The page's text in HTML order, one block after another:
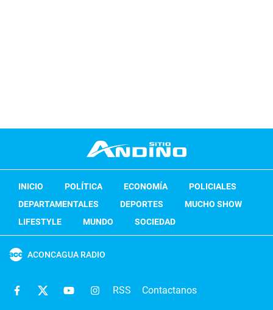
INICIO POLÍTICA ECONOMÍA
POLICIALES
DEPARTAMENTALES
DEPORTES
MUCHO SHOW
LIFESTYLE
MUNDO SOCIEDAD
ACONCAGUA RADIO
RSS Contactanos